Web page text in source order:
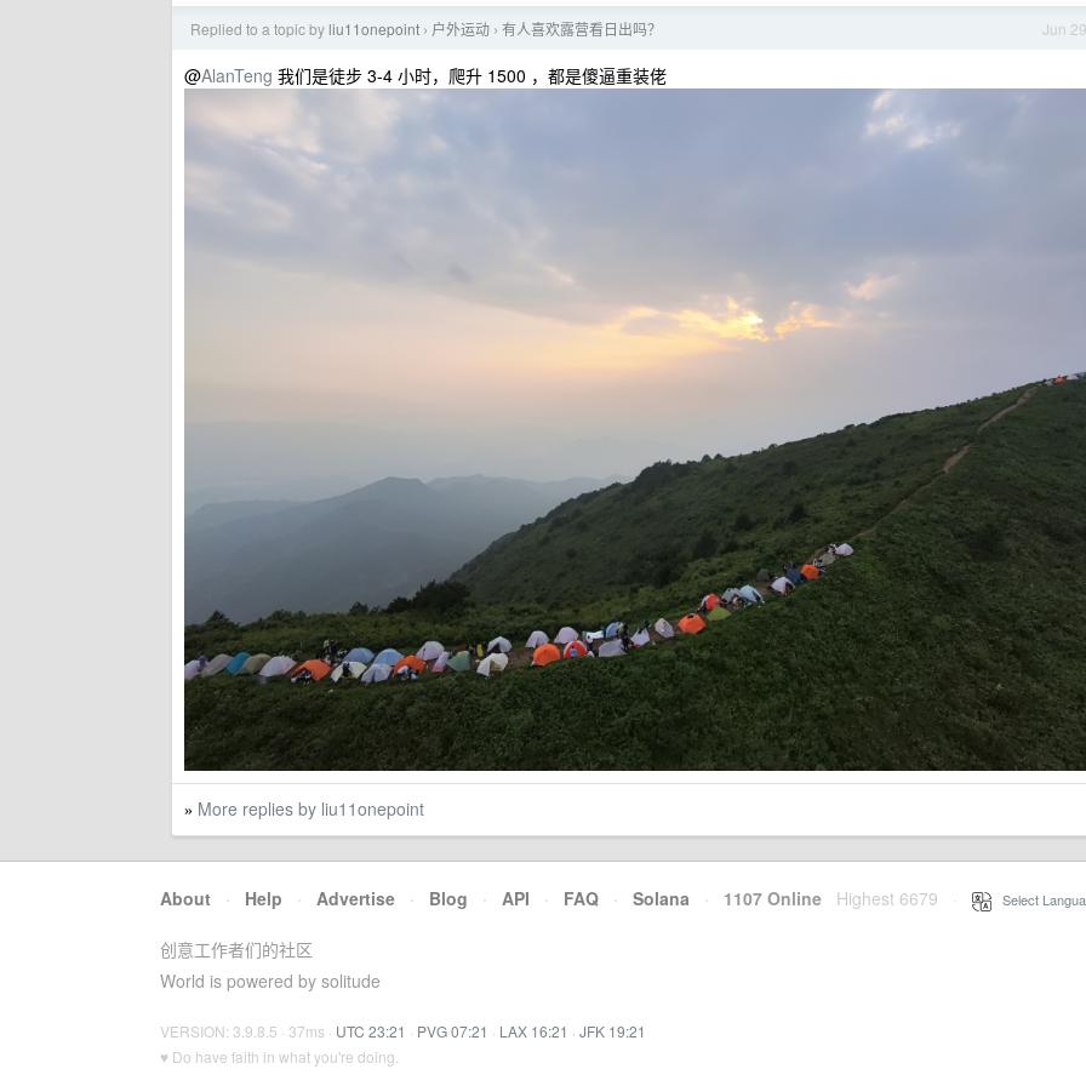
Jun 29
Replied to a topic by liu11onepoint › 户外运动 › 有人喜欢露营看日出吗？
@AlanTeng 我们是徒步 3-4 小时，爬升 1500 ，都是傻逼重装佬
» More replies by liu11onepoint
About · Help · Advertise · Blog · API · FAQ · Solana · 1107 Online Highest 6679 Select
创意工作者们的社区
World is powered by solitude
VERSION: 3.9.8.5 · 37ms · UTC 23:21 · PVG 07:21 · LAX 16:21 · JFK 19:21
♥ Do have faith in what you're doing.